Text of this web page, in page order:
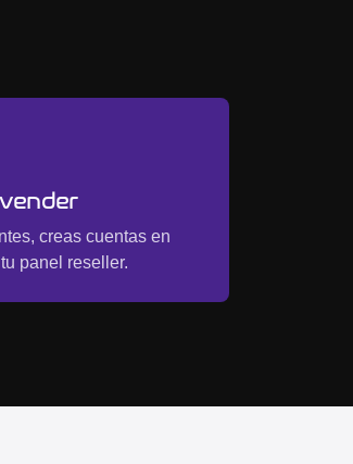
creas cuentas en
panel reseller.